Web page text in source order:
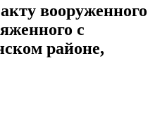
вооруженного
с
районе,